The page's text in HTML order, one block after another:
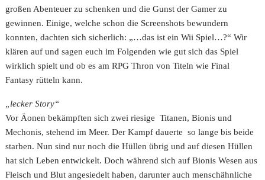
großen Abenteuer zu schenken und die Gunst der Gamer zu
gewinnen. Einige, welche schon die Screenshots bewundern
konnten, dachten sich sicherlich: „…das ist ein Wii Spiel…?“ Wir
klären auf und sagen euch im Folgenden wie gut sich das Spiel
wirklich spielt und ob es am RPG Thron von Titeln wie Final
Fantasy rütteln kann.
„lecker Story“
Vor Äonen bekämpften sich zwei riesige Titanen, Bionis und
Mechonis, stehend im Meer. Der Kampf dauerte so lange bis beide
starben. Nun sind nur noch die Hüllen übrig und auf diesen Hüllen
hat sich Leben entwickelt. Doch während sich auf Bionis Wesen aus
Fleisch und Blut angesiedelt haben, darunter auch menschähnliche